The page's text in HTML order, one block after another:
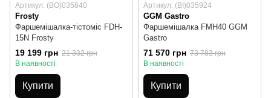
Артикул: (BO)035840
Frosty
Фаршемішалка-тістоміс FDH-
15N Frosty
19 199 грн 21 332 грн
В наявності
Купити
Артикул: (BI)035924
GGM Gastro
Фаршемішалка FMH40 GGM
Gastro
71 570 грн 73 783 грн
В наявності
Купити